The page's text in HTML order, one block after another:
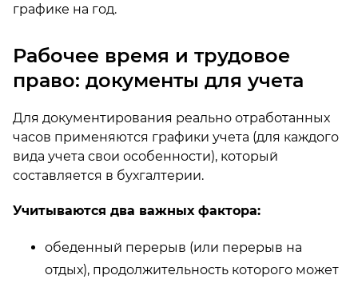
графике на год.
Рабочее время и трудовое
право: документы для учета
Для документирования реально отработанных
часов применяются графики учета (для каждого
вида учета свои особенности), который
составляется в бухгалтерии.
Учитываются два важных фактора:
обеденный перерыв (или перерыв на
отдых), продолжительность которого может